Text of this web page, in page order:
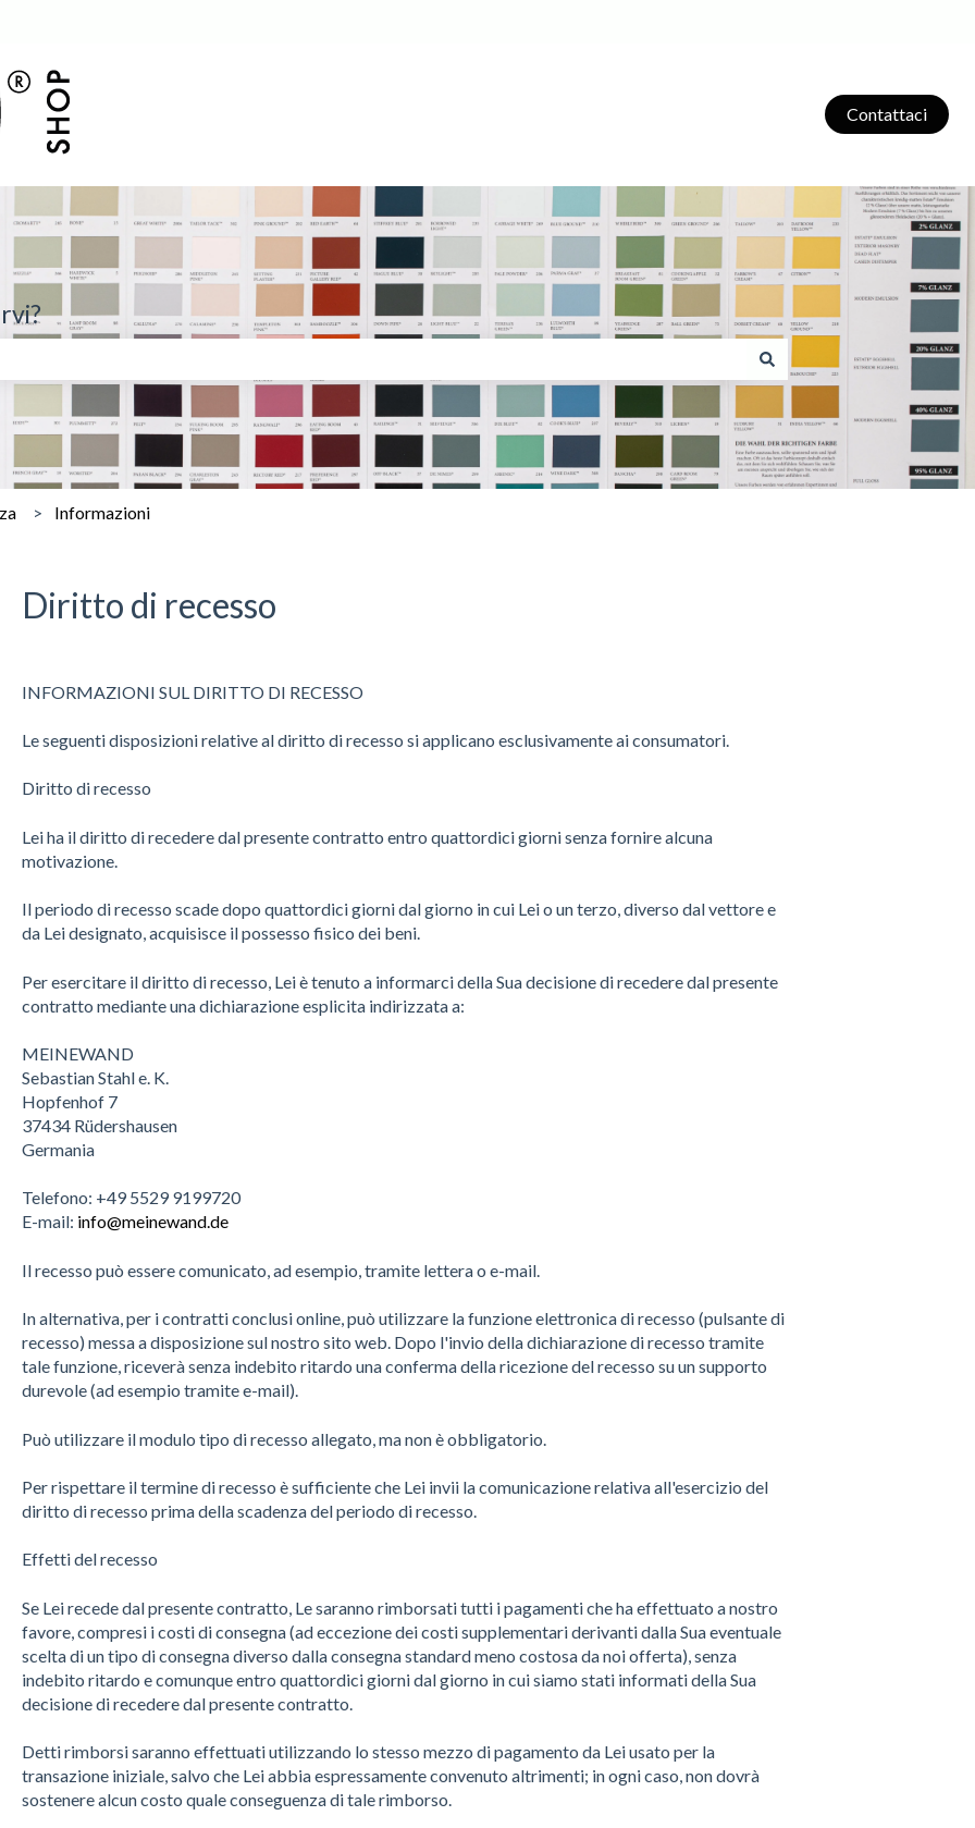
Contattaci
il campo di ricerca è vuoto.
Informazioni
Diritto di recesso
INFORMAZIONI SUL DIRITTO DI RECESSO
Le seguenti disposizioni relative al diritto di recesso si applicano esclusivamente ai consumatori.
Diritto di recesso
Lei ha il diritto di recedere dal presente contratto entro quattordici giorni senza fornire alcuna
motivazione.
Il periodo di recesso scade dopo quattordici giorni dal giorno in cui Lei o un terzo, diverso dal vettore e
da Lei designato, acquisisce il possesso fisico dei beni.
Per esercitare il diritto di recesso, Lei è tenuto a informarci della Sua decisione di recedere dal presente
contratto mediante una dichiarazione esplicita indirizzata a:
MEINEWAND
Sebastian Stahl e. K.
Hopfenhof 7
37434 Rüdershausen
Germania
Telefono: +49 5529 9199720
E-mail: info@meinewand.de
Il recesso può essere comunicato, ad esempio, tramite lettera o e-mail.
In alternativa, per i contratti conclusi online, può utilizzare la funzione elettronica di recesso (pulsante di
recesso) messa a disposizione sul nostro sito web. Dopo l'invio della dichiarazione di recesso tramite
tale funzione, riceverà senza indebito ritardo una conferma della ricezione del recesso su un supporto
durevole (ad esempio tramite e-mail).
Può utilizzare il modulo tipo di recesso allegato, ma non è obbligatorio.
Per rispettare il termine di recesso è sufficiente che Lei invii la comunicazione relativa all'esercizio del
diritto di recesso prima della scadenza del periodo di recesso.
Effetti del recesso
Se Lei recede dal presente contratto, Le saranno rimborsati tutti i pagamenti che ha effettuato a nostro
favore, compresi i costi di consegna (ad eccezione dei costi supplementari derivanti dalla Sua eventuale
scelta di un tipo di consegna diverso dalla consegna standard meno costosa da noi offerta), senza
indebito ritardo e comunque entro quattordici giorni dal giorno in cui siamo stati informati della Sua
decisione di recedere dal presente contratto.
Detti rimborsi saranno effettuati utilizzando lo stesso mezzo di pagamento da Lei usato per la
transazione iniziale, salvo che Lei abbia espressamente convenuto altrimenti; in ogni caso, non dovrà
sostenere alcun costo quale conseguenza di tale rimborso.